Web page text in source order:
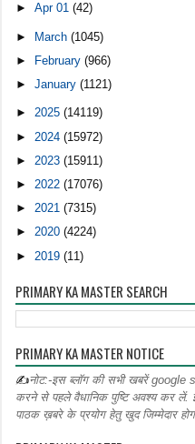
►Apr 01(42)
► March(1045)
►
February(966)
►January(1121)
►2025(14119)
► 2024(15972)
► 2023(15911)
►2022(17076)
►2021(7315)
►2020(4224)
► 2019(11)
PRIMARY KA MASTER SEARCH
PRIMARY KA MASTER NOTICE
✍नोट:-इस ब्लॉग की सभी खबरें google
करने से पहले वैधानिक पुष्टि अवश्य कर लें.
पाठक ख़बरे के प्रयोग हेतु खुद जिम्मेदार